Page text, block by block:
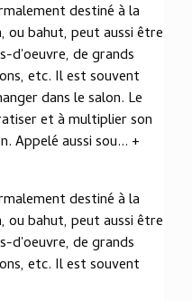
destiné à la
ou bahut, peut aussi être
d'oeuvre, de grands
etc. Il est souvent
dans le salon. Le
et à multiplier son
Appelé aussi sou... +
destiné à la
ou bahut, peut aussi être
d'oeuvre, de grands
etc. Il est souvent